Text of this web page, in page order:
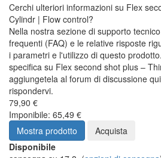
Cerchi ulteriori informazioni su Flex
Cylindr | Flow control?
Nella nostra sezione di supporto
frequenti (FAQ) e le relative risposte
i parametri e l'utilizzo di questo
specifica su Flex second shot plus –
aggiungetela al forum di discussione
rispondervi.
79,90 €
Imponibile: 65,49 €
Mostra prodotto
Acquista
Disponibile